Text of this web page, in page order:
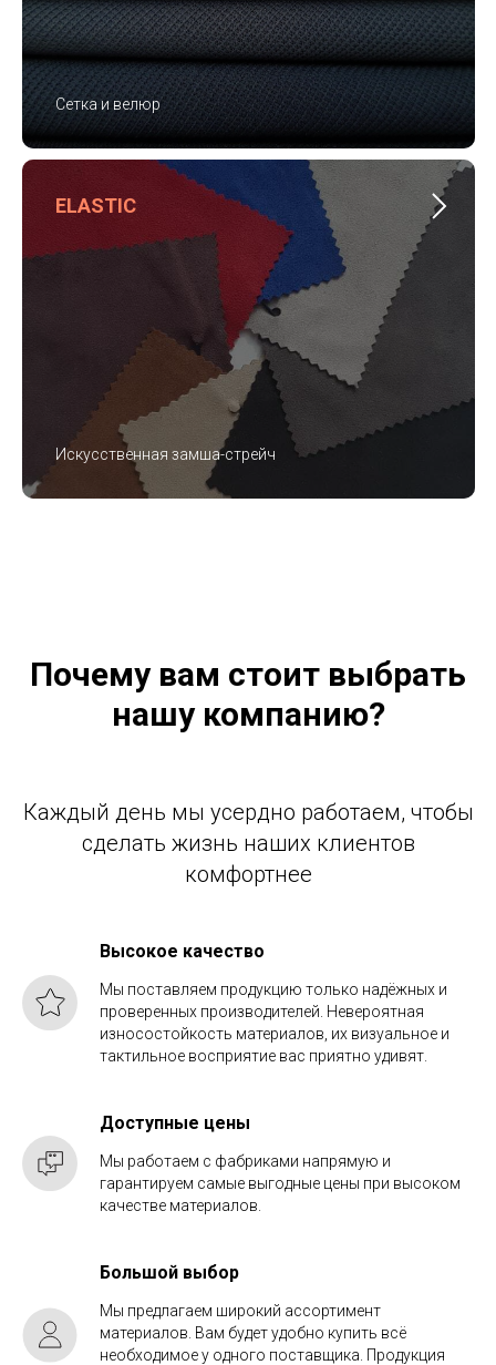
Сетка и велюр
ELASTIC
Искусственная замша-стрейч
Почему вам стоит выбрать
нашу компанию?
Каждый день мы усердно работаем, чтобы
сделать жизнь наших клиентов
комфортнее
Высокое качество
Мы поставляем продукцию только надёжных и
проверенных производителей. Невероятная
износостойкость материалов, их визуальное и
тактильное восприятие вас приятно удивят.
Доступные цены
Мы работаем с фабриками напрямую и
гарантируем самые выгодные цены при высоком
качестве материалов.
Большой выбор
Мы предлагаем широкий ассортимент
материалов. Вам будет удобно купить всё
необходимое у одного поставщика. Продукция